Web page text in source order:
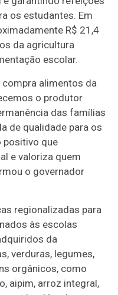
os estudantes. Em
R$ 21,4
da agricultura
escolar.
compra alimentos da
o produtor
das famílias
de qualidade para os
positivo que
e valoriza quem
o governador
regionalizadas para
às escolas
da
verduras, legumes,
orgânicos, como
aipim, arroz integral,